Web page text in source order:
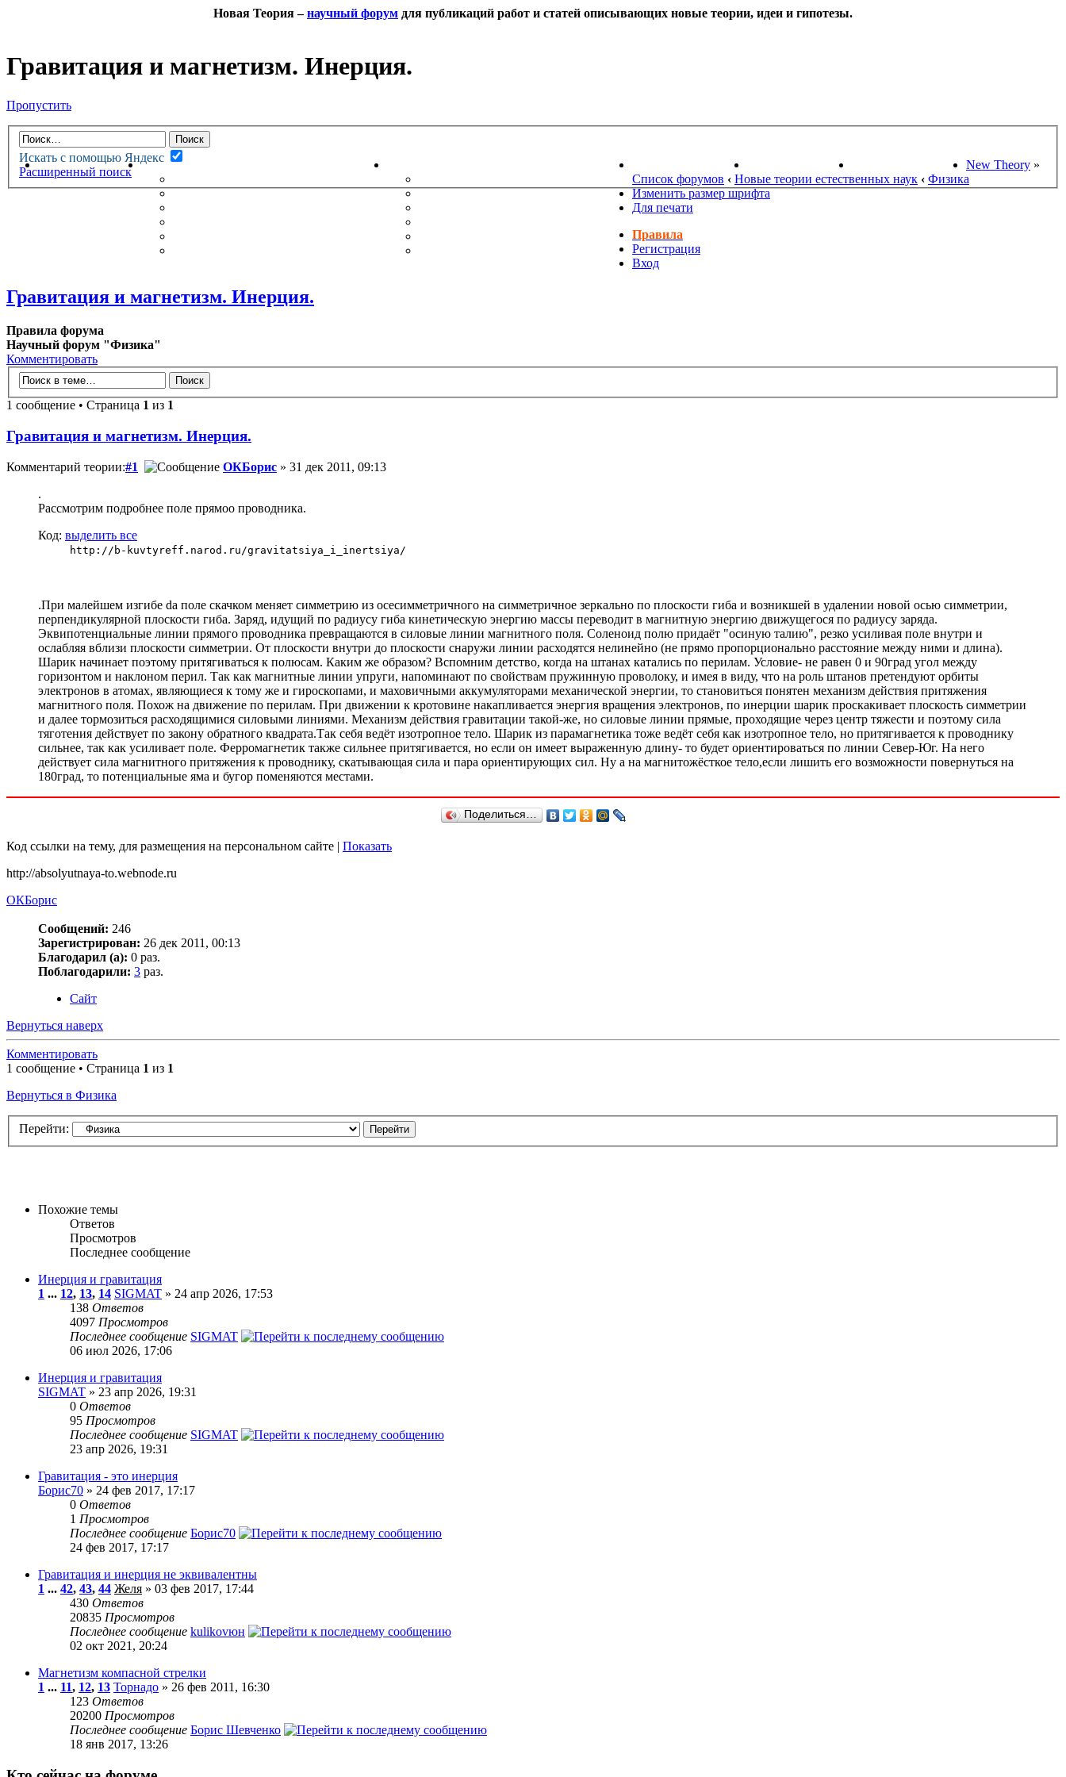
Новая Теория –научный форум для публикаций работ и статей описывающих новые теории, идеи и гипотезы.
Гравитация и магнетизм. Инерция.
Пропустить
Искать с помощью Яндекс
Расширенный поиск
НОВАЯ ТЕОРИЯФОРУМ
НЕПРОЧИТАННЫЕ СООБЩЕНИЯ
ПОЖЕЛАНИЯ
НОВОСТИ НАУКИ ПОИСК ТЕОРИЙ СТАРЫЙ ПОРТАЛ New Theory »
Список форумов ‹ Новые теории естественных наук ‹ Физика
Изменить размер шрифта
Для печати
Правила
Регистрация
Вход
Гравитация и магнетизм. Инерция.
Правила форума
Научный форум "Физика"
Комментировать
1 сообщение • Страница 1 из 1
Гравитация и магнетизм. Инерция.
Комментарий теории:#1 ОКБорис » 31 дек 2011, 09:13
.
Рассмотрим подробнее поле прямоо проводника.
Код: выделить все
http://b-kuvtyreff.narod.ru/gravitatsiya_i_inertsiya/
.При малейшем изгибе da поле скачком меняет симметрию из осесимметричного на симметричное зеркально по плоскости гиба и возникшей в удалении новой осью симметрии,
перпендикулярной плоскости гиба. Заряд, идущий по радиусу гиба кинетическую энергию массы переводит в магнитную энергию движущегося по радиусу заряда.
Эквипотенциальные линии прямого проводника превращаются в силовые линии магнитного поля. Соленоид полю придаёт "осиную талию", резко усиливая поле внутри и
ослабляя вблизи плоскости симметрии. От плоскости внутри до плоскости снаружи линии расходятся нелинейно (не прямо пропорционально расстояние между ними и длина).
Шарик начинает поэтому притягиваться к полюсам. Каким же образом? Вспомним детство, когда на штанах катались по перилам. Условие- не равен 0 и 90град угол между
горизонтом и наклоном перил. Так как магнитные линии упруги, напоминают по свойствам пружинную проволоку, и имея в виду, что на роль штанов претендуют орбиты
электронов в атомах, являющиеся к тому же и гироскопами, и маховичными аккумуляторами механической энергии, то становиться понятен механизм действия притяжения
магнитного поля. Похож на движение по перилам. При движении к кротовине накапливается энергия вращения электронов, по инерции шарик проскакивает плоскость симметрии
и далее тормозиться расходящимися силовыми линиями. Механизм действия гравитации такой-же, но силовые линии прямые, проходящие через центр тяжести и поэтому сила
тяготения действует по закону обратного квадрата.Так себя ведёт изотропное тело. Шарик из парамагнетика тоже ведёт себя как изотропное тело, но притягивается к проводнику
сильнее, так как усиливает поле. Ферромагнетик также сильнее притягивается, но если он имеет выраженную длину- то будет ориентироваться по линии Север-Юг. На него
действует сила магнитного притяжения к проводнику, скатывающая сила и пара ориентирующих сил. Ну а на магнитожёсткое тело,если лишить его возможности повернуться на
180град, то потенциальные яма и бугор поменяются местами.
Поделиться…
Код ссылки на тему, для размещения на персональном сайте | Показать
http://absolyutnaya-to.webnode.ru
ОКБорис
Сообщений: 246
Зарегистрирован: 26 дек 2011, 00:13
Благодарил (а): 0 раз.
Поблагодарили: 3 раз.
Сайт
Вернуться наверх
Комментировать
1 сообщение • Страница 1 из 1
Вернуться в Физика
Перейти:
Похожие темы
Ответов
Просмотров
Последнее сообщение
Инерция и гравитация
1 ... 12, 13, 14 SIGMAT » 24 апр 2026, 17:53
138 Ответов
4097 Просмотров
Последнее сообщение SIGMAT
06 июл 2026, 17:06
Инерция и гравитация
SIGMAT » 23 апр 2026, 19:31
0 Ответов
95 Просмотров
Последнее сообщение SIGMAT
23 апр 2026, 19:31
Гравитация - это инерция
Борис70 » 24 фев 2017, 17:17
0 Ответов
1 Просмотров
Последнее сообщение Борис70
24 фев 2017, 17:17
Гравитация и инерция не эквивалентны
1 ... 42, 43, 44 Желя » 03 фев 2017, 17:44
430 Ответов
20835 Просмотров
Последнее сообщение kulikovюн
02 окт 2021, 20:24
Магнетизм компасной стрелки
1 ... 11, 12, 13 Торнадо » 26 фев 2011, 16:30
123 Ответов
20200 Просмотров
Последнее сообщение Борис Шевченко
18 янв 2017, 13:26